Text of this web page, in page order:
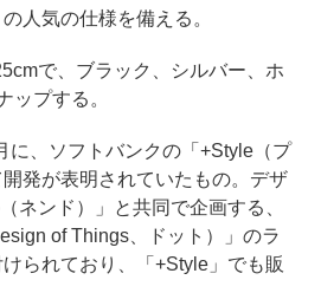
人気の仕様を備える。
で、ブラック、シルバー、ホ
ップする。
、ソフトバンクの「+Style（プ
発が表明されていたもの。デザ
ネンド）」と共同で企画する、
of Things、ドット）」のラ
られており、「+Style」でも販